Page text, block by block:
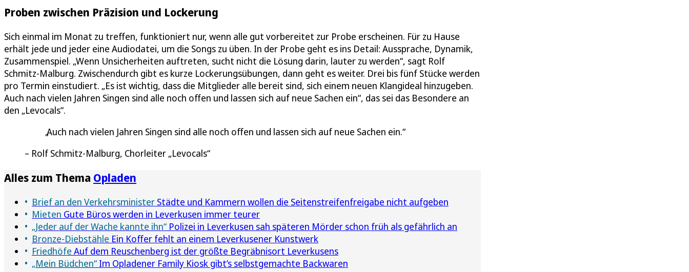
Proben zwischen Präzision und Lockerung
Sich einmal im Monat zu treffen, funktioniert nur, wenn alle gut vorbereitet zur Probe erscheinen. Für zu Hause
erhält jede und jeder eine Audiodatei, um die Songs zu üben. In der Probe geht es ins Detail: Aussprache, Dynamik,
Zusammenspiel. „Wenn Unsicherheiten auftreten, sucht nicht die Lösung darin, lauter zu werden“, sagt Rolf
Schmitz-Malburg. Zwischendurch gibt es kurze Lockerungsübungen, dann geht es weiter. Drei bis fünf Stücke werden
pro Termin einstudiert. „Es ist wichtig, dass die Mitglieder alle bereit sind, sich einem neuen Klangideal hinzugeben.
Auch nach vielen Jahren Singen sind alle noch offen und lassen sich auf neue Sachen ein“, das sei das Besondere an
den „Levocals“.
Auch nach vielen Jahren Singen sind alle noch offen und lassen sich auf neue Sachen ein.
Rolf Schmitz-Malburg, Chorleiter „Levocals“
Alles zum Thema Opladen
Brief an den Verkehrsminister Städte und Kammern wollen die Seitenstreifenfreigabe nicht aufgeben
Mieten Gute Büros werden in Leverkusen immer teurer
„Jeder auf der Wache kannte ihn“ Polizei in Leverkusen sah späteren Mörder schon früh als gefährlich an
Bronze-Diebstähle Ein Koffer fehlt an einem Leverkusener Kunstwerk
Friedhöfe Auf dem Reuschenberg ist der größte Begräbnisort Leverkusens
„Mein Büdchen“ Im Opladener Family Kiosk gibt’s selbstgemachte Backwaren